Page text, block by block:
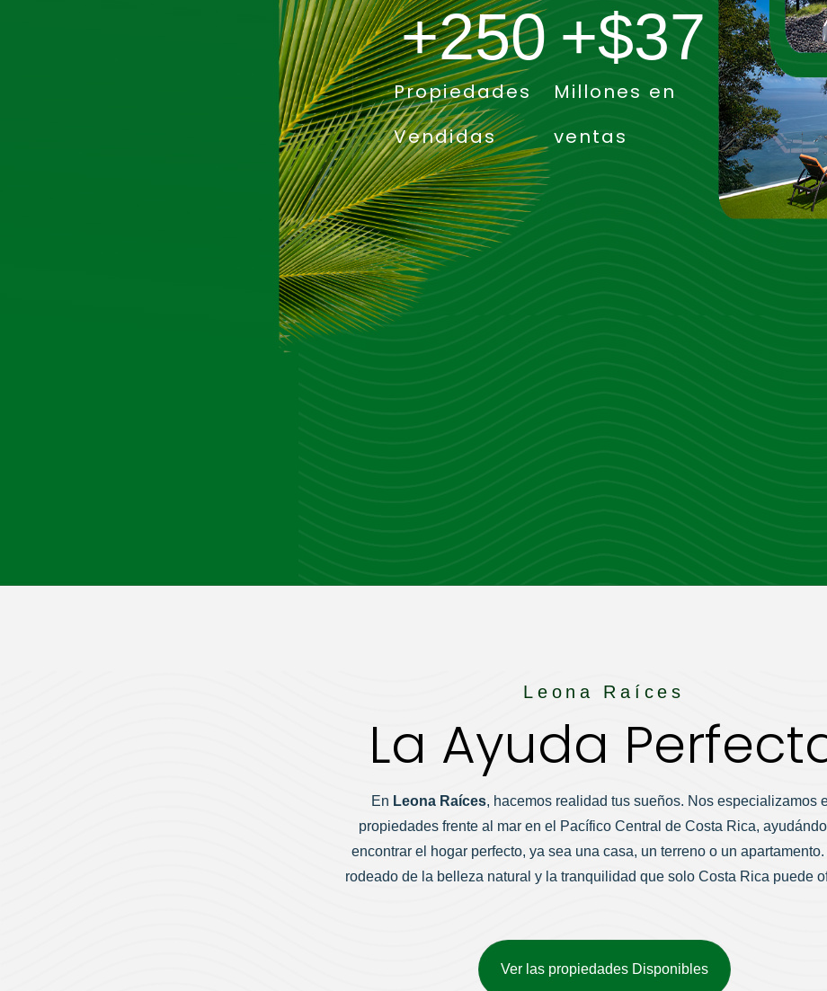
Propiedades
Vendidas
+250
Millones en
ventas
+$37
Leona Raíces
La Ayuda
En Leona Raíces, hacemos realidad tus sueños. Nos especializamos
propiedades frente al mar en el Pacífico Central de Costa Rica,
encontrar el hogar perfecto, ya sea una casa, un terreno o un
rodeado de la belleza natural y la tranquilidad que solo Costa Rica puede
Ver las propiedades Disponibles
LOGIN
No apps configured. Please contact
your administrator.
Lost your password?